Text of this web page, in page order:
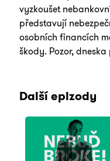
vyzkoušet
představují
osobních financích
škody. Pozor,
Další epizody